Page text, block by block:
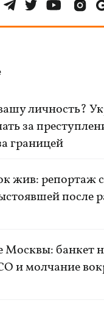
личность?
за
границей
жив: репортаж с
после
Москвы: банкет
и молчание